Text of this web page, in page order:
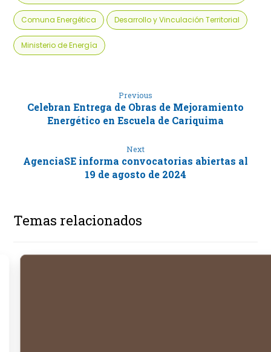
Comuna Energética Desarrollo y Vinculación Territorial
Ministerio de Energía
Previous
Celebran Entrega de Obras de Mejoramiento
Energético en Escuela de Cariquima
Next
AgenciaSE informa convocatorias abiertas al
19 de agosto de 2024
Temas relacionados